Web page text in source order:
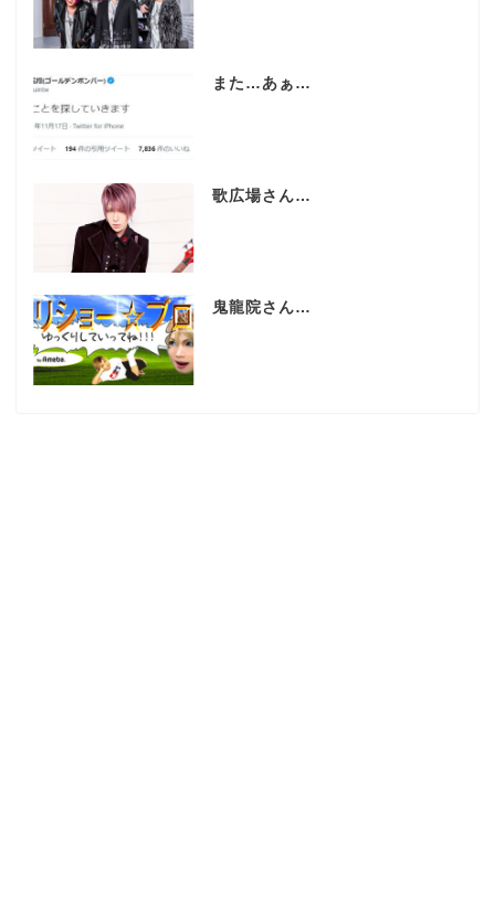
また…あぁ…
歌広場さん…
鬼龍院さん…